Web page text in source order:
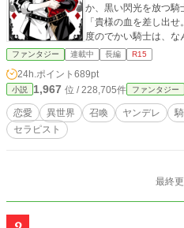
か、黒い閃光を放つ騎
「貴様の血を差し出せ。
度のでかい騎士は、
血が特殊だと知ったダ
美味しい『血』（治癒
えるダンピール騎士団
ファンタジー 連載中 長編 R15
24h.ポイント 689pt
小説 1,967 位 / 228,705件 ファンタジー
恋愛 異世界 召喚 ヤンデレ
セラピスト
最終